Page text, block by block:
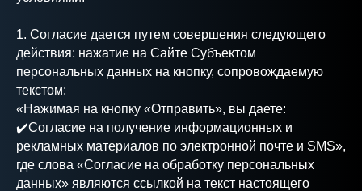
1. Согласие дается путем совершения следующего
действия: нажатие на Сайте Субъектом
персональных данных на кнопку, сопровождаемую
текстом:
«Нажимая на кнопку «Отправить», вы даете:
✔️Согласие на получение информационных и
рекламных материалов по электронной почте и SMS»,
где слова «Согласие на обработку персональных
данных» являются ссылкой на текст настоящего